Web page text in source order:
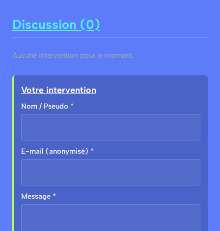
Discussion (0)
Aucune intervention pour le moment.
Votre intervention
Nom / Pseudo *
E-mail (anonymisé) *
Message *